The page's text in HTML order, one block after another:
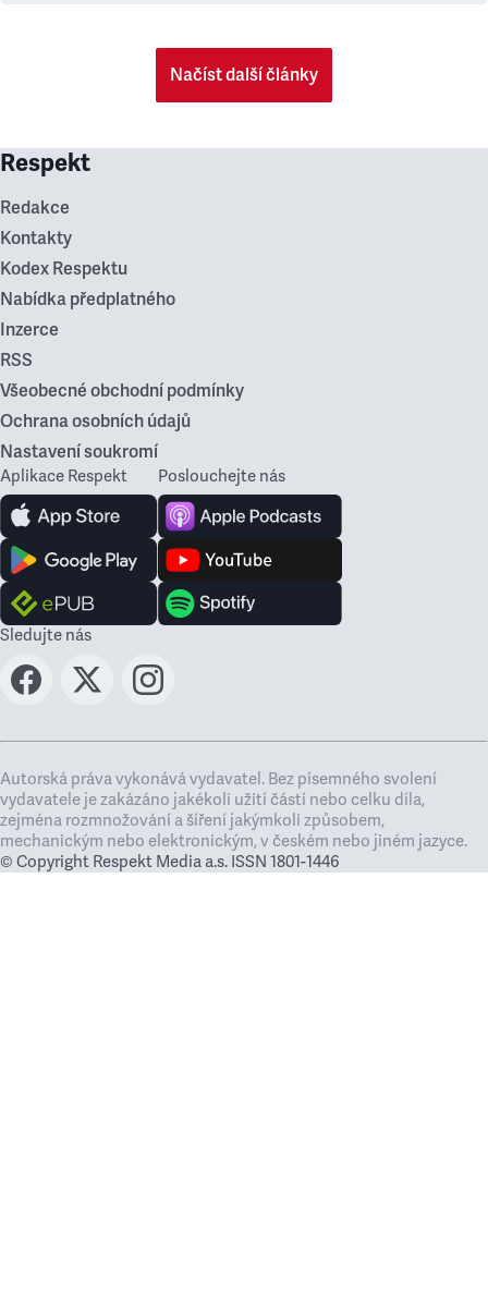
Načíst další články
Respekt
Redakce
Kontakty
Kodex Respektu
Nabídka předplatného
Inzerce
RSS
Všeobecné obchodní podmínky
Ochrana osobních údajů
Nastavení soukromí
Aplikace Respekt Poslouchejte nás
Sledujte nás
Autorská práva vykonává vydavatel. Bez písemného svolení
vydavatele je zakázáno jakékoli užití částí nebo celku díla,
zejména rozmnožování a šíření jakýmkoli způsobem,
mechanickým nebo elektronickým, v českém nebo jiném jazyce.
© Copyright Respekt Media a.s. ISSN 1801-1446